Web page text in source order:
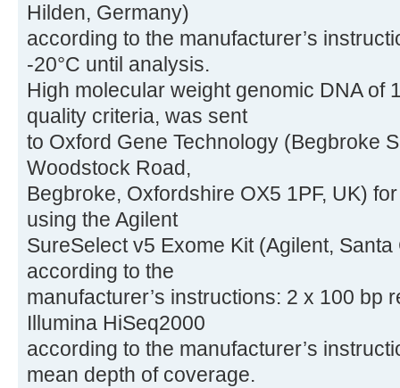
Hilden, Germany)
according to the manufacturer’s
-20°C until analysis.
High molecular weight genomic DNA of
quality criteria, was sent
to Oxford Gene Technology (Begbroke
Woodstock Road,
Begbroke, Oxfordshire OX5 1PF, UK)
using the Agilent
SureSelect v5 Exome Kit (Agilent,
according to the
manufacturer’s instructions: 2 x 100 bp
Illumina HiSeq2000
according to the manufacturer’s
mean depth of coverage.